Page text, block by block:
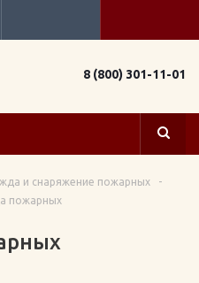
8 (800) 301-11-01
и снаряжение пожарных
-
пожарных